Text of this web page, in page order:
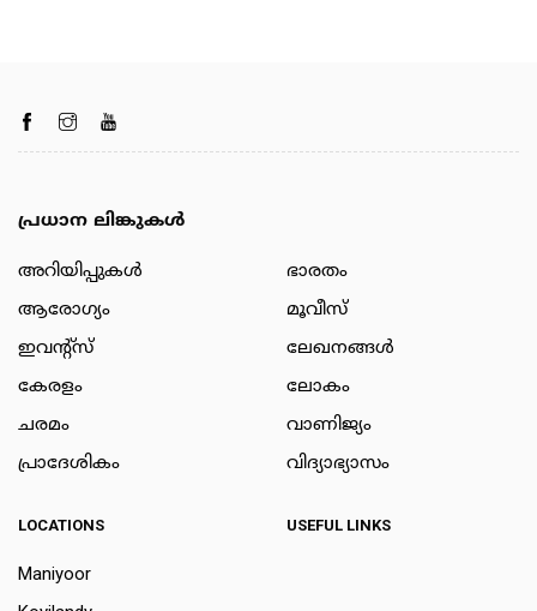
പ്രധാന ലിങ്കുകൾ
അറിയിപ്പുകള്‍
ആരോഗ്യം
ഇവന്റ്സ്
കേരളം
ചരമം
പ്രാദേശികം
ഭാരതം
മൂവീസ്
ലേഖനങ്ങള്‍
ലോകം
വാണിജ്യം
വിദ്യാഭ്യാസം
LOCATIONS
Maniyoor
USEFUL LINKS